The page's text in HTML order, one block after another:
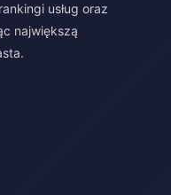
usług oraz
największą